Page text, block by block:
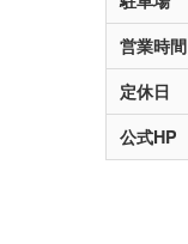
営業時間
定休日
公式HP